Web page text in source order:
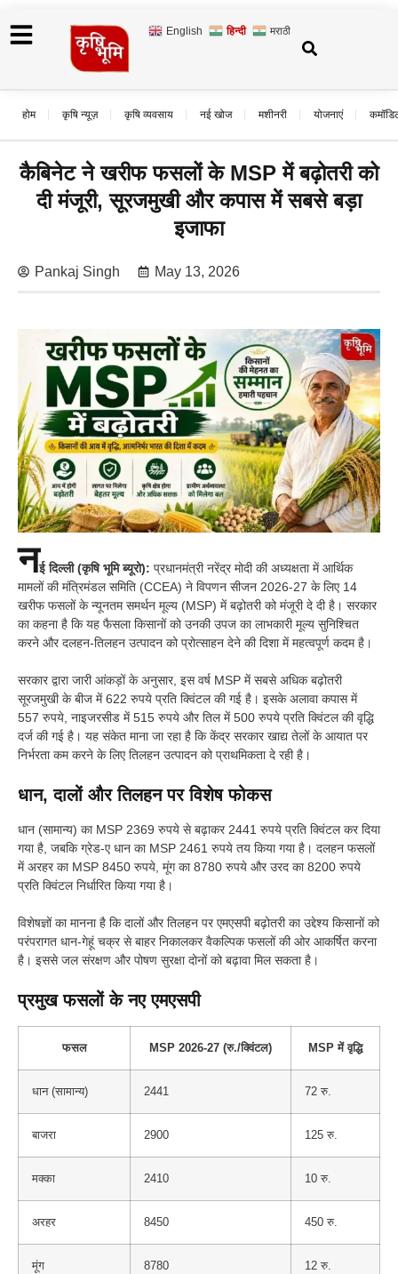
English हिन्दी मराठी
होम कृषि न्यूज़ कृषि व्यवसाय नई खोज मशीनरी योजनाएं
कैबिनेट ने खरीफ फसलों के MSP में बढ़ोतरी को
दी मंजूरी, सूरजमुखी और कपास में सबसे बड़ा
इजाफा
Pankaj Singh May 13, 2026
नई दिल्ली (कृषि भूमि ब्यूरो): प्रधानमंत्रीनरेंद्र मोदीकी अध्यक्षता में आर्थिक
मामलों की मंत्रिमंडल समिति (CCEA) ने विपणन सीजन 2026-27 के लिए 14
खरीफ फसलों के न्यूनतम समर्थन मूल्य (MSP) में बढ़ोतरी को मंजूरी दे दी है। सरकार
का कहना है कि यह फैसला किसानों को उनकी उपज का लाभकारी मूल्य सुनिश्चित
करने और दलहन-तिलहन उत्पादन को प्रोत्साहन देने की दिशा में महत्वपूर्ण कदम है।
सरकार द्वारा जारी आंकड़ों के अनुसार, इस वर्ष MSP में सबसे अधिक बढ़ोतरी
सूरजमुखी के बीज में 622 रुपये प्रति क्विंटल की गई है। इसके अलावा कपास में
557 रुपये, नाइजरसीड में 515 रुपये और तिल में 500 रुपये प्रति क्विंटल की वृद्धि
दर्ज की गई है। यह संकेत माना जा रहा है कि केंद्र सरकार खाद्य तेलों के आयात पर
निर्भरता कम करने के लिए तिलहन उत्पादन को प्राथमिकता दे रही है।
धान, दालों और तिलहन पर विशेष फोकस
धान (सामान्य) का MSP 2369 रुपये से बढ़ाकर 2441 रुपये प्रति क्विंटल कर दिया
गया है, जबकि ग्रेड-ए धान का MSP 2461 रुपये तय किया गया है। दलहन फसलों
में अरहर का MSP 8450 रुपये, मूंग का 8780 रुपये और उरद का 8200 रुपये
प्रति क्विंटल निर्धारित किया गया है।
विशेषज्ञों का मानना है कि दालों और तिलहन पर एमएसपी बढ़ोतरी का उद्देश्य किसानों को
परंपरागत धान-गेहूं चक्र से बाहर निकालकर वैकल्पिक फसलों की ओर आकर्षित करना
है। इससे जल संरक्षण और पोषण सुरक्षा दोनों को बढ़ावा मिल सकता है।
प्रमुख फसलों के नए एमएसपी
फसल MSP 2026-27 (रु./क्विंटल) MSP में वृद्धि
धान (सामान्य) 2441 72 रु.
बाजरा 2900 125 रु.
मक्का 2410 10 रु.
अरहर 8450 450 रु.
मूंग 8780 12 रु.